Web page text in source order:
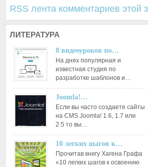
RSS лента комментариев этой
ЛИТЕРАТУРА
8 видеоуроков по…
На днях популярная и
известная студия по
разработке шаблонов и…
Joomla!…
Если вы часто создаете сайты
на CMS Joomla! 1.6, 1.7 или
2.5 то вы…
10 легких шагов к…
Прочитав книгу Хагена Графа
«10 легких шагов к освоению